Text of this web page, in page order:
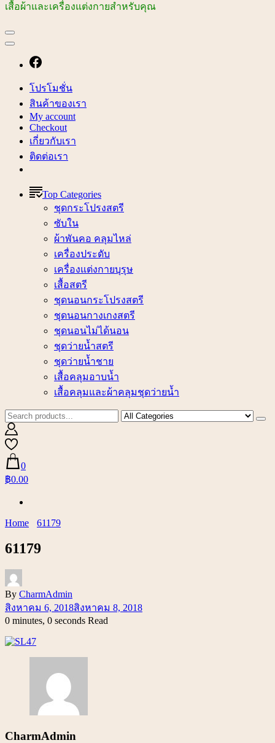
เสื้อผ้าและเครื่องแต่งกายสำหรับคุณ
โปรโมชั่น
สินค้าของเรา
My account
Checkout
เกี่ยวกับเรา
ติดต่อเรา
Top Categories
ชุดกระโปรงสตรี
ซับใน
ผ้าพันคอ คลุมไหล่
เครื่องประดับ
เครื่องแต่งกายบุรุษ
เสื้อสตรี
ชุดนอนกระโปรงสตรี
ชุดนอนกางเกงสตรี
ชุดนอนไม่ได้นอน
ชุดว่ายน้ำสตรี
ชุดว่ายน้ำชาย
เสื้อคลุมอาบน้ำ
เสื้อคลุมและผ้าคลุมชุดว่ายน้ำ
0
฿0.00
Home 61179
61179
By CharmAdmin
สิงหาคม 6, 2018สิงหาคม 8, 2018
0 minutes, 0 seconds Read
CharmAdmin